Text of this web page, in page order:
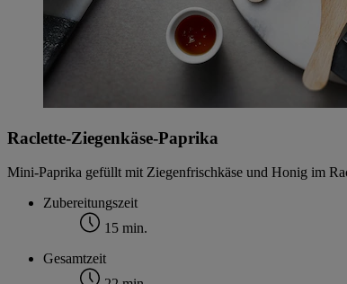
Raclette-Ziegenkäse-Paprika
Mini-Paprika gefüllt mit Ziegenfrischkäse und Honig im
Zubereitungszeit
15 min.
Gesamtzeit